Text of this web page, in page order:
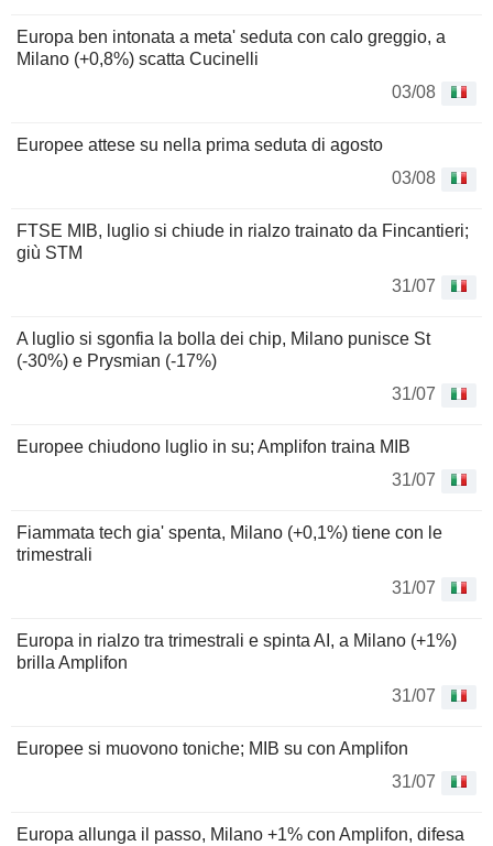
Europa ben intonata a meta' seduta con calo greggio, a
Milano (+0,8%) scatta Cucinelli
03/08
Europee attese su nella prima seduta di agosto
03/08
FTSE MIB, luglio si chiude in rialzo trainato da Fincantieri;
giù STM
31/07
A luglio si sgonfia la bolla dei chip, Milano punisce St
(-30%) e Prysmian (-17%)
31/07
Europee chiudono luglio in su; Amplifon traina MIB
31/07
Fiammata tech gia' spenta, Milano (+0,1%) tiene con le
trimestrali
31/07
Europa in rialzo tra trimestrali e spinta AI, a Milano (+1%)
brilla Amplifon
31/07
Europee si muovono toniche; MIB su con Amplifon
31/07
Europa allunga il passo, Milano +1% con Amplifon, difesa